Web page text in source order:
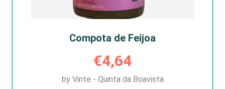
Compota de Feijoa
€4,64
by Vinte - Quinta da Boavista